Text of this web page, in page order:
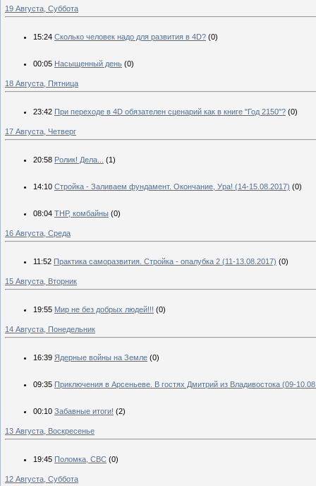
19 Августа, Суббота
15:24 Сколько человек надо для развития в 4D? (0)
00:05 Насыщенный день (0)
18 Августа, Пятница
23:42 При переходе в 4D обязателен сценарий как в книге "Год 2150"? (0)
17 Августа, Четверг
20:58 Ролик! Дела... (1)
14:10 Стройка - Заливаем фундамент. Окончание, Ура! (14-15.08.2017) (0)
08:04 ТНР, комбайны (0)
16 Августа, Среда
11:52 Практика саморазвития. Стройка - опалубка 2 (11-13.08.2017) (0)
15 Августа, Вторник
19:55 Мир не без добрых людей!!! (0)
14 Августа, Понедельник
16:39 Ядерные войны на Земле (0)
09:35 Приключения в Арсеньеве. В гостях Дмитрий из Владивостока (09-
00:10 Забавные итоги! (2)
13 Августа, Воскресенье
19:45 Поломка, СВС (0)
12 Августа, Суббота